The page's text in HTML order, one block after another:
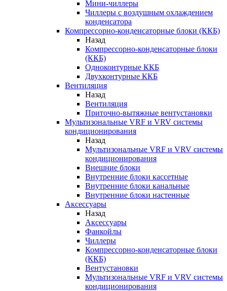
Мини-чиллеры
Чиллеры с воздушным охлаждением
конденсатора
Компрессорно-конденсаторные блоки (ККБ)
Назад
Компрессорно-конденсаторные блоки
(ККБ)
Одноконтурные ККБ
Двухконтурные ККБ
Вентиляция
Назад
Вентиляция
Приточно-вытяжные вентустановки
Мультизональные VRF и VRV системы
кондиционирования
Назад
Мультизональные VRF и VRV системы
кондиционирования
Внешние блоки
Внутренние блоки кассетные
Внутренние блоки канальные
Внутренние блоки настенные
Аксессуары
Назад
Аксессуары
Фанкойлы
Чиллеры
Компрессорно-конденсаторные блоки
(ККБ)
Вентустановки
Мультизональные VRF и VRV системы
кондиционирования